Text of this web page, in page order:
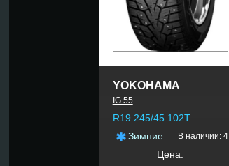
YOKOHAMA
IG 55
R19 245/45 102T
Зимние
В наличии: 4
Цена: